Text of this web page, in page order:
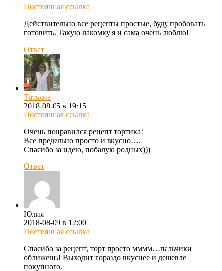
Постоянная ссылка
Действительно все рецепты простые, буду пробовать
готовить. Такую лакомку я и сама очень люблю!
Ответ
Татьяна
2018-08-05 в 19:15
Постоянная ссылка
Очень понравился рецепт тортика!
Все предельно просто и вкусно….
Спасибо за идею, побалую родных)))
Ответ
Юлия
2018-08-09 в 12:00
Постоянная ссылка
Спасибо за рецепт, торт просто мммм…пальчики
оближешь! Выходит гораздо вкуснее и дешевле
покупного.